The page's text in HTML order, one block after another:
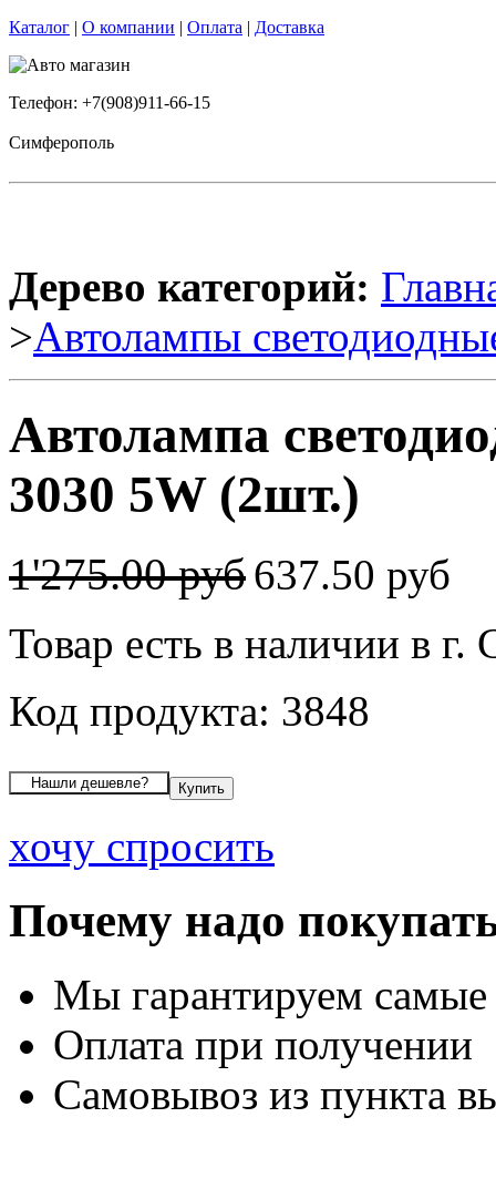
Каталог | О компании | Оплата | Доставка
Телефон: +7(908)911-66-15
Симферополь
Дерево категорий:
>Автолампы
Автолампа
3030 5W (2шт.)
1'275.00 руб637.50 руб
Товар есть в наличии в
Код продукта: 3848
хочу спросить
Почему надо
Мы гарантируем
Оплата при получении
Самовывоз из пункта